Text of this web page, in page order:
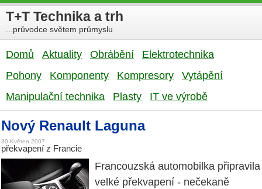
T+T Technika a trh
...průvodce světem průmyslu
Domů Aktuality Obrábění
Elektrotechnika
Pohony
Komponenty Kompresory
Vytápění
Manipulační technika
Plasty IT ve výrobě
Nový Renault Laguna
30 Květen 2007
překvapení z Francie
Francouzská automobilka připravila
velké překvapení - nečekaně